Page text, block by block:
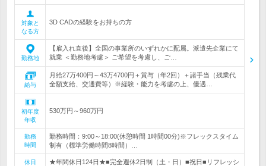
対象と
なる方
3D CADの経験をお持ちの方
勤務地
【雇入れ直後】全国の事業所のいずれかに配属。派遣先企業にて
就業 ＜勤務地考慮＞ ご希望を考慮し、ご…
給与
月給27万400円～43万4700円＋賞与（年2回）＋諸手当（残業代
全額支給、交通費等）※経験・能力を考慮の上、優遇…
初年度
年収
530万円～960万円
勤務
時間
勤務時間：9:00～18:00(休憩時間 1時間00分)※フレックスタイム
制有（標準労働時間8時間）…
休日
★年間休日124日★■完全週休2日制（土・日）■祝日■リフレッシ